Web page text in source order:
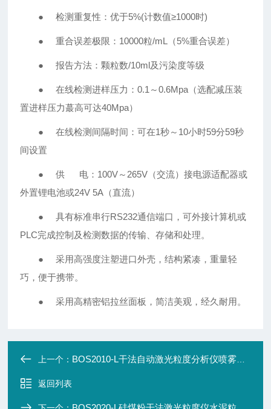
● 检测重复性：优于5%(计数值≥1000时)
● 重合误差极限：10000粒/mL（5%重合误差）
● 报告方法：颗粒数/10ml及污染度等级
● 在线检测进样压力：0.1～0.6Mpa（选配减压装
置进样压力蕞高可达40Mpa）
● 在线检测间隔时间：可在1秒～10小时59分59秒
间设置
● 供 电：100V～265V（交流）接电源适配器或
外置锂电池或24V 5A（直流）
● 具有标准串行RS232通信端口，可外接计算机或
PLC完成控制及检测数据的传输、存储和处理。
● 采用高强度注塑进口外壳，结构紧凑，重量轻
巧，便于携带。
● 采用高精密铝拉丝面板，简洁美观，经久耐用。
上一个： BOS2010-L干法自动激光粒度分析仪喷雾粒径分布检测试
返回列表